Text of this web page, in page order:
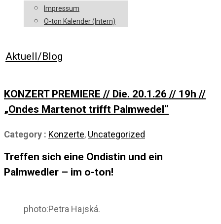
Impressum
O-ton Kalender (Intern)
Aktuell/Blog
KONZERT PREMIERE // Die. 20.1.26 // 19h //
„Ondes Martenot trifft Palmwedel“
Category : Konzerte, Uncategorized
Treffen sich eine Ondistin und ein
Palmwedler – im o-ton!
photo:Petra Hajská.